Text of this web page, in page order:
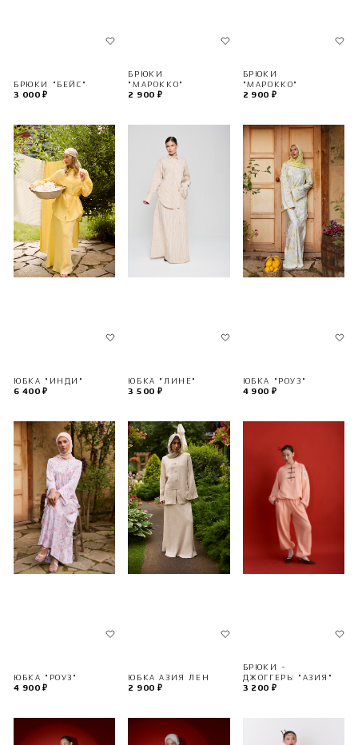
БРЮКИ "БЕЙС"
3 000 ₽
БРЮКИ
"МАРОККО"
2 900 ₽
БРЮКИ
"МАРОККО"
2 900 ₽
ЮБКА "ИНДИ"
6 400 ₽
ЮБКА "ЛИНЕ"
3 500 ₽
ЮБКА "РОУЗ"
4 900 ₽
ЮБКА "РОУЗ"
4 900 ₽
ЮБКА АЗИЯ ЛЕН
2 900 ₽
БРЮКИ -
ДЖОГГЕРЫ "АЗИЯ"
3 200 ₽